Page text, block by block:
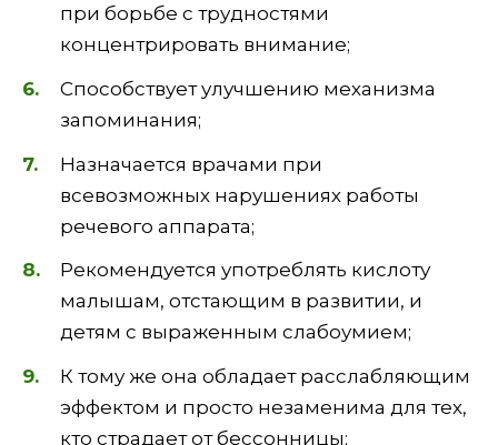
при борьбе с трудностями
концентрировать внимание;
Способствует улучшению механизма
запоминания;
Назначается врачами при
всевозможных нарушениях работы
речевого аппарата;
Рекомендуется употреблять кислоту
малышам, отстающим в развитии, и
детям с выраженным слабоумием;
К тому же она обладает расслабляющим
эффектом и просто незаменима для тех,
кто страдает от бессонницы;